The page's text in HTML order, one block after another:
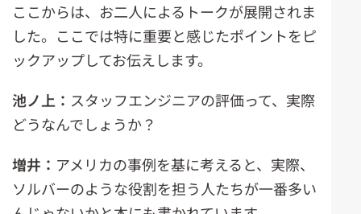
ここからは、お二人によるトークが展開されま
した。ここでは特に重要と感じたポイントをピ
ックアップしてお伝えします。
池ノ上： スタッフエンジニアの評価って、実際
どうなんでしょうか？
増井： アメリカの事例を基に考えると、実際、
ソルバーのような役割を担う人たちが一番多い